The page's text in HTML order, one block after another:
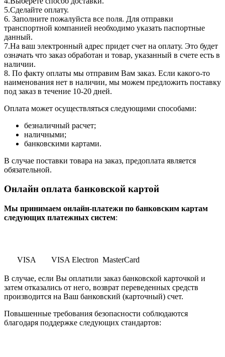
5.Сделайте оплату.
6. Заполните пожалуйста все поля. Для отправки
транспортной компанией необходимо указать паспортные
данный.
7.На ваш электронный адрес придет счет на оплату. Это будет
означать что заказ обработан и товар, указанный в счете есть в
наличии.
8. По факту оплаты мы отправим Вам заказ. Если какого-то
наименования нет в наличии, мы можем предложить поставку
под заказ в течение 10-20 дней.
Оплата может осуществляться следующими способами:
безналичный расчет;
наличными;
банковскими картами.
В случае поставки товара на заказ, предоплата является
обязательной.
Онлайн оплата банковской картой
Мы принимаем онлайн-платежи по банковским картам
cледующих платежных систем:
VISA VISA Electron MasterCard
В случае, если Вы оплатили заказ банковской карточкой и
затем отказались от него, возврат переведенных средств
производится на Ваш банковский (карточный) счет.
Повышенные требования безопасности соблюдаются
благодаря поддержке следующих стандартов: